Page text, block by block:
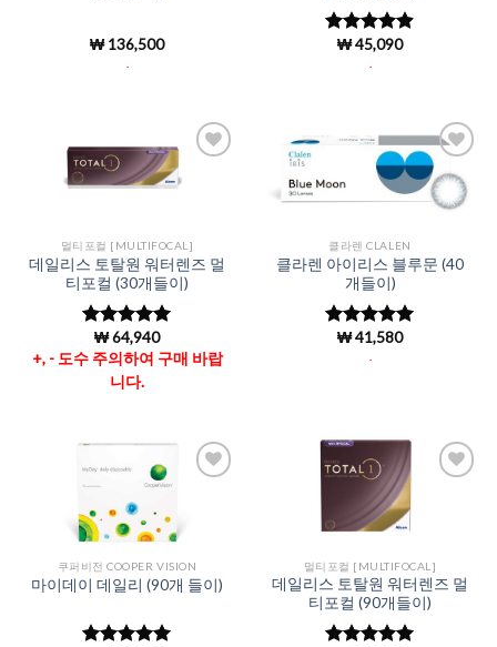
₩136,500
5 중에서
로 평
₩45,090
Wishlist
멀티포컬 [MULTIFOCAL]
데일리스 토탈원 워터렌즈 멀
티포컬 (30개들이)
5 중에서
4.96로 평
가됨
₩64,940
+, - 도수 주의하여 구매 바랍
니다.
Add to
Wishlist
클라렌 CLALEN
클라렌 아이리스 블루문 (40
개들이)
5 중에서
로 평가됨
₩41,580
쿠퍼비전 COOPER VISION
마이데이 데일리 (90개 들이)
멀티포컬 [MULTIFOCAL]
데일리스 토탈원 워터렌즈 멀
티포컬 (90개들이)